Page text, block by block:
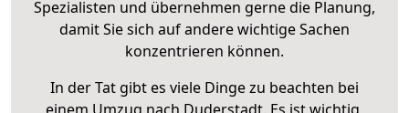
Spezialisten und übernehmen gerne die Planung,
damit Sie sich auf andere wichtige Sachen
konzentrieren können.
In der Tat gibt es viele Dinge zu beachten bei